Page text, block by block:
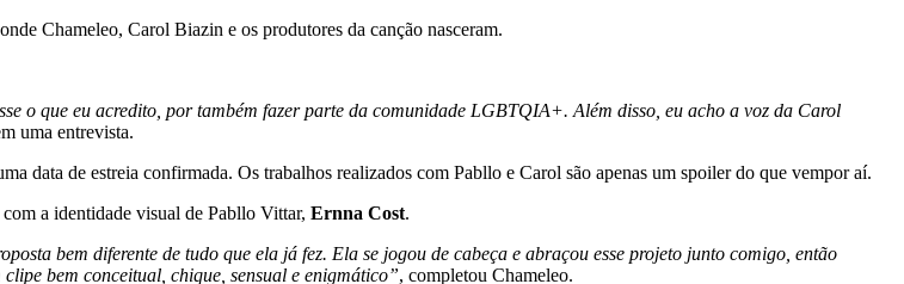
Chameleo, Carol Biazin e os produtores da canção nasceram.
o que eu acredito, por também fazer parte da comunidade LGBTQIA+. Além disso, eu acho a voz da Carol
uma entrevista.
data de estreia confirmada. Os trabalhos realizados com Pabllo e Carol são apenas um spoiler do que vempor aí.
a identidade visual de Pabllo Vittar, Ernna Cost.
bem diferente de tudo que ela já fez. Ela se jogou de cabeça e abraçou esse projeto junto comigo, então
bem conceitual, chique, sensual e enigmático”, completou Chameleo.